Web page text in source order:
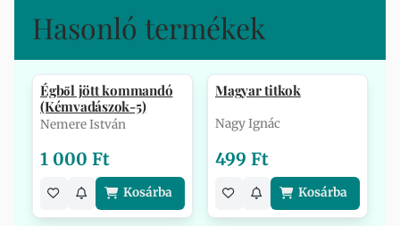
Hasonló termékek
Égből jött kommandó
(Kémvadászok-5)
Nemere István
1 000 Ft
Kosárba
Magyar titkok
Nagy Ignác
499 Ft
Kosárba